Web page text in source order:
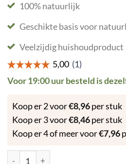
100% natuurlijk
Geschikte basis voor
Veelzijdig huishoudproduct
Voor 19:00 uur besteld is
Koop er 2 voor€8,96per stuk
Koop er 3 voor€8,46per stuk
Koop er 4 of meer voor€7,96
Calciumcarbonaat Poeder 250